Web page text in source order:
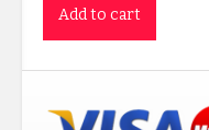
Add to cart